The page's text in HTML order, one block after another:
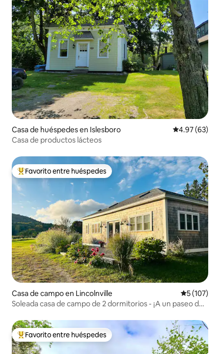
Casa de huéspedes en Islesboro Calificación
4.97 (63)
Casa de productos lácteos
Favorito entre huéspedes preferido
Favorito entre huéspedes
Casa de campo en Lincolnville
5 (107)
Soleada casa de campo de 2 dormitorios - ¡A un paseo de
Favorito entre huéspedes preferido
Favorito entre huéspedes